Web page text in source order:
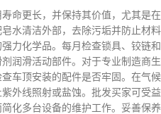
命更长，并保持其价值，尤其是在
水清洁外部，去除污垢并防止材料
力化学品。每月检查锁具、铰链和
润滑活动部件。对于专业制造商生
车顶安装的配件是否牢固。在气候
外线照射或盐蚀。批发买家可受益
化多台设备的维护工作。妥善保养